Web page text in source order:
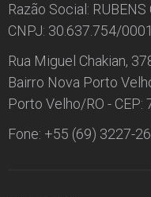
Razão Social:
CNPJ: 30.637.754/
Rua Miguel Chakian,
Bairro Nova Porto
Porto Velho/RO - CEP:
Fone: +55 (69) 3227-